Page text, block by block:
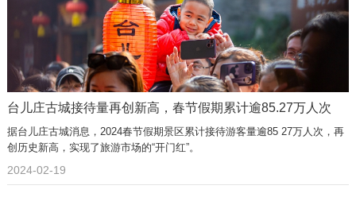
台儿庄古城接待量再创新高，春节假期累计逾85.27万人次
据台儿庄古城消息，2024春节假期景区累计接待游客量逾85 27万人次，再
创历史新高，实现了旅游市场的“开门红”。
2024-02-19